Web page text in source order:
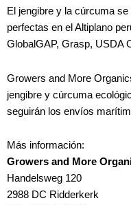
El jengibre y la cúrcuma
perfectas en el Altiplano
GlobalGAP, Grasp, USDA
Growers and More
jengibre y cúrcuma
seguirán los envíos
Más información:
Growers and More
Handelsweg 120
2988 DC Ridderkerk